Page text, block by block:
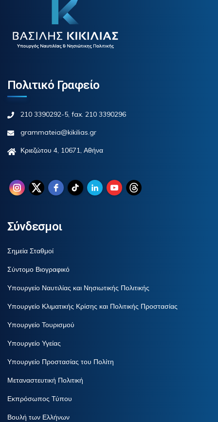
Πολιτικό Γραφείο
210 3390292-5, fax. 210 3390296
grammateia@kikilias.gr
Κριεζώτου 4, 10671, Αθήνα
Σύνδεσμοι
Σημεία Σταθμοί
Σύντομο Βιογραφικό
Υπουργείο Ναυτιλίας και Νησιωτικής Πολιτικής
Υπουργείο Κλιματικής Κρίσης και Πολιτικής Προστασίας
Υπουργείο Τουρισμού
Υπουργείο Υγείας
Υπουργείο Προστασίας του Πολίτη
Μεταναστευτική Πολιτική
Εκπρόσωπος Τύπου
Βουλή των Ελλήνων